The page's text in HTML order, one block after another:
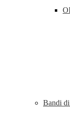
Bandi